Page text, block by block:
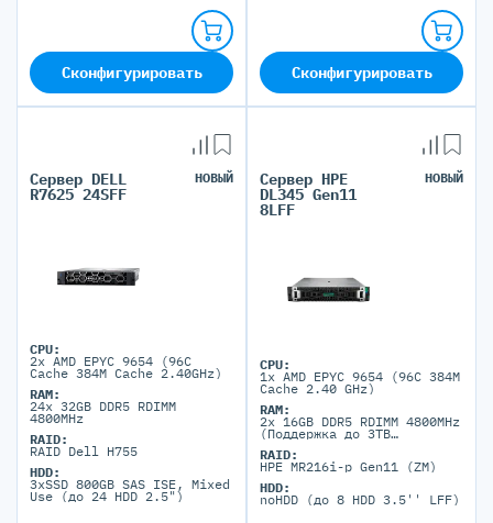
Сконфигурировать Сконфигурировать
Сервер DELL
R7625 24SFF
НОВЫЙ
CPU:
2x AMD EPYC 9654 (96C
Cache 384M Cache 2.40GHz)
RAM:
24x 32GB DDR5 RDIMM
4800MHz
RAID:
RAID Dell H755
HDD:
3xSSD 800GB SAS ISE, Mixed
Use (до 24 HDD 2.5")
Сервер HPE
DL345 Gen11
8LFF
НОВЫЙ
CPU:
1x AMD EPYC 9654 (96C 384M
Cache 2.40 GHz)
RAM:
2x 16GB DDR5 RDIMM 4800MHz
(Поддержка до 3TB
портов)
RAID:
HPE MR216i-p Gen11 (ZM)
HDD:
noHDD (до 8 HDD 3.5'' LFF)